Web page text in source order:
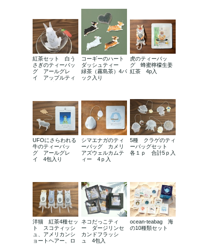
紅茶セット 白う
さぎのティーバッ
グ アールグレ
イ アップルティ
コーギーのハート
ダッシュティー
緑茶（霧島茶）4パ
ック入り
虎のティーバッ
グ 蜂蜜檸檬生姜
紅茶 4p入
UFOにさらわれる
牛のティーバッ
グ アールグレ
イ 4包入り
シマエナガのティ
ーバッグ カメリ
アズウェルカムテ
ィー 4ｐ入
5種 クラゲのティ
ーバッグセット
各１ｐ 合計5ｐ入
洋猫 紅茶4種セッ
ト スコティッシ
ュ、アメリカンシ
ョートヘアー、ロ
ネコだっこティ
ー ダージリンセ
カンドフラッシ
ュ 4包入
ocean-teabag 海
の10種類セット